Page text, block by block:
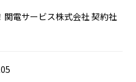
電サービス株式会社 契約社